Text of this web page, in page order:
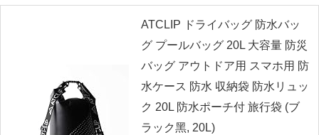
ATCLIP ドライバッグ 防水バッ
グ プールバッグ 20L 大容量 防災
バッグ アウトドア用 スマホ用 防
水ケース 防水 収納袋 防水リュッ
ク 20L 防水ポーチ付 旅行袋 (ブ
ラック黑, 20L)